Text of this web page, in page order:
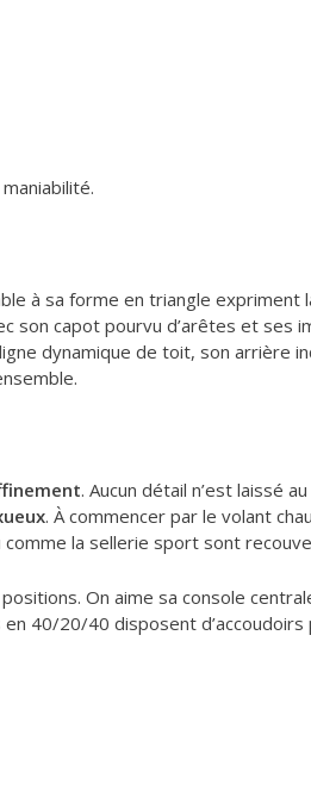
à sa forme en triangle expriment
son capot pourvu d’arêtes et ses
dynamique de toit, son arrière
. Aucun détail n’est laissé
. À commencer par le volant
la sellerie sport sont
On aime sa console
40/20/40 disposent d’accoudoirs